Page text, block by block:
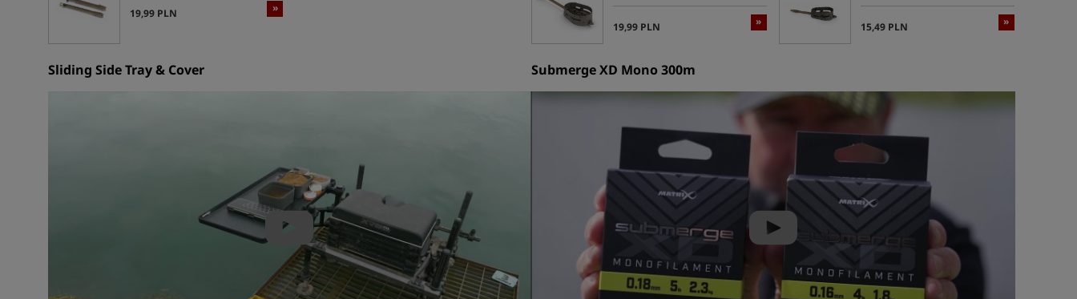
»
19,99 PLN
»
19,99 PLN »
15,49 PLN
Sliding Side Tray & Cover Submerge XD Mono 300m